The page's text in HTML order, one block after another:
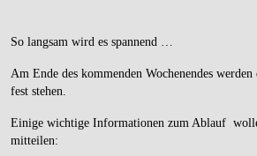
So langsam wird es spannend …
Am Ende des kommenden Wochenendes
fest stehen.
Einige wichtige Informationen zum Ablauf
mitteilen: